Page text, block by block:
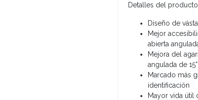
Detalles del producto
Diseño de
Mejor
abierta
Mejora del
angulada de 15°
Marcado más
identificación
Mayor vida